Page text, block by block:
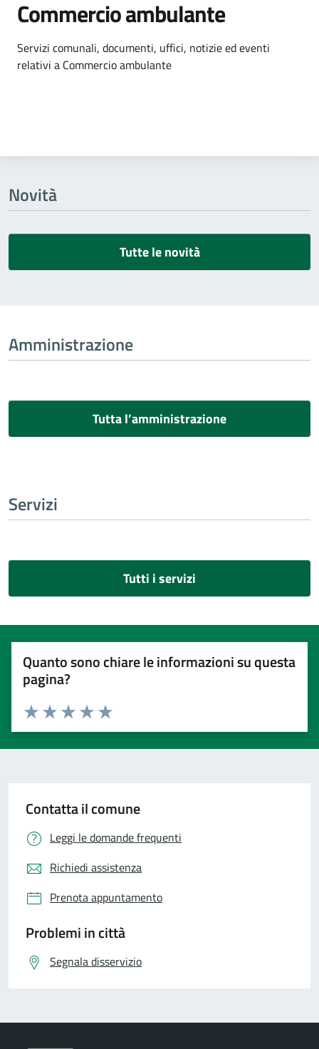
Commercio ambulante
Dettagli dell'argomento
Servizi comunali, documenti, uffici, notizie ed eventi
relativi a Commercio ambulante
Novità
Tutte le novità
Amministrazione
Tutta l’amministrazione
Servizi
Tutti i servizi
Quanto sono chiare le informazioni su questa
pagina?
Valuta 5 stelle su 5
Valuta 4 stelle su 5
Valuta 3 stelle su 5
Valuta 2 stelle su 5
Valuta 1 stelle su 5
Contatta il comune
Leggi le domande frequenti
Richiedi assistenza
Prenota appuntamento
Problemi in città
Segnala disservizio